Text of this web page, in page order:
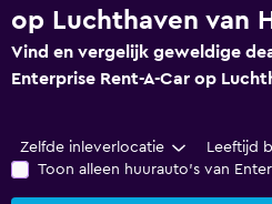
op Luchthaven van
Vind en vergelijk geweldige
Enterprise Rent-A-Car op
Zelfde inleverlocatie Leeftijd
Toon alleen huurauto's van